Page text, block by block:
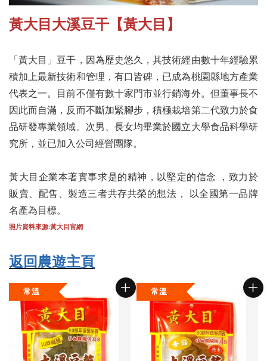
黃大目大溪豆干【黃大目】
「黃大目」豆干，因為歷史悠久，其技術經由數十年經驗累
積加上最新技術和管理，有口皆碑，已成為桃園縣地方產業
代表之一。目前不僅有數十家門市並行銷海外。但董事長不
因此而自滿，反而不斷加緊腳步，積極栽培第二代致力於食
品研發專業領域。次男、長女均畢業於國立大學食品科學研
究所，並已加入公司經營團隊。
黃大目企業本著實事求是的精神，以堅定的信念 ，致力於
販賣、配售、製造三者共存共榮的想法， 以全國第一品牌
名產為目標。
照片資料來源:黃大目官網
返回農遊主頁
常溫 常溫